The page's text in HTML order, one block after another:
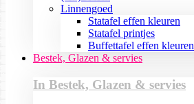
Linnengoed
Statafel effen kleuren
Statafel printjes
Buffettafel effen kleuren
Bestek, Glazen & servies
In Bestek, Glazen & servies